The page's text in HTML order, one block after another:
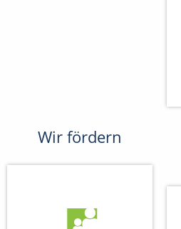
Wir fördern